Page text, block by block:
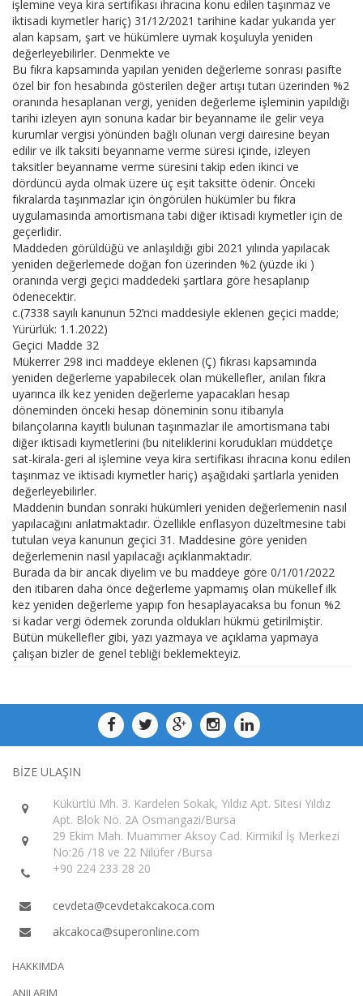
işlemine veya kira sertifikası ihracına konu edilen taşınmaz ve
iktisadi kıymetler hariç) 31/12/2021 tarihine kadar yukarıda yer
alan kapsam, şart ve hükümlere uymak koşuluyla yeniden
değerleyebilirler. Denmekte ve
Bu fıkra kapsamında yapılan yeniden değerleme sonrası pasifte
özel bir fon hesabında gösterilen değer artışı tutarı üzerinden %2
oranında hesaplanan vergi, yeniden değerleme işleminin yapıldığı
tarihi izleyen ayın sonuna kadar bir beyanname ile gelir veya
kurumlar vergisi yönünden bağlı olunan vergi dairesine beyan
edilir ve ilk taksiti beyanname verme süresi içinde, izleyen
taksitler beyanname verme süresini takip eden ikinci ve
dördüncü ayda olmak üzere üç eşit taksitte ödenir. Önceki
fıkralarda taşınmazlar için öngörülen hükümler bu fıkra
uygulamasında amortismana tabi diğer iktisadi kıymetler için de
geçerlidir.
Maddeden görüldüğü ve anlaşıldığı gibi 2021 yılında yapılacak
yeniden değerlemede doğan fon üzerinden %2 (yüzde iki )
oranında vergi geçici maddedeki şartlara göre hesaplanıp
ödenecektir.
c.(7338 sayılı kanunun 52’nci maddesiyle eklenen geçici madde;
Yürürlük: 1.1.2022)
Geçici Madde 32
Mükerrer 298 inci maddeye eklenen (Ç) fıkrası kapsamında
yeniden değerleme yapabilecek olan mükellefler, anılan fıkra
uyarınca ilk kez yeniden değerleme yapacakları hesap
döneminden önceki hesap döneminin sonu itibarıyla
bilançolarına kayıtlı bulunan taşınmazlar ile amortismana tabi
diğer iktisadi kıymetlerini (bu niteliklerini korudukları müddetçe
sat-kirala-geri al işlemine veya kira sertifikası ihracına konu edilen
taşınmaz ve iktisadi kıymetler hariç) aşağıdaki şartlarla yeniden
değerleyebilirler.
Maddenin bundan sonraki hükümleri yeniden değerlemenin nasıl
yapılacağını anlatmaktadır. Özellikle enflasyon düzeltmesine tabi
tutulan veya kanunun geçici 31. Maddesine göre yeniden
değerlemenin nasıl yapılacağı açıklanmaktadır.
Burada da bir ancak diyelim ve bu maddeye göre 0/1/01/2022
den itibaren daha önce değerleme yapmamış olan mükellef ilk
kez yeniden değerleme yapıp fon hesaplayacaksa bu fonun %2
si kadar vergi ödemek zorunda oldukları hükmü getirilmiştir.
Bütün mükellefler gibi, yazı yazmaya ve açıklama yapmaya
çalışan bizler de genel tebliği beklemekteyiz.
BİZE ULAŞIN
Kükürtlü Mh. 3. Kardelen Sokak, Yıldız Apt. Sitesi Yıldız
Apt. Blok No. 2A Osmangazi/Bursa
29 Ekim Mah. Muammer Aksoy Cad. Kirmikil İş Merkezi
No:26 /18 ve 22 Nilüfer /Bursa
+90 224 233 28 20
cevdeta@cevdetakcakoca.com
akcakoca@superonline.com
HAKKIMDA
ANILARIM